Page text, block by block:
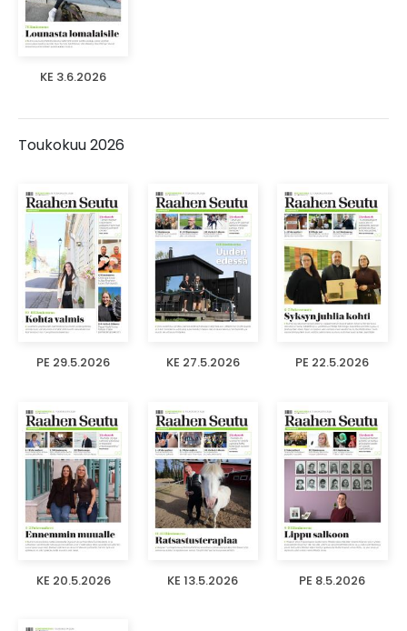
KE 3.6.2026
Toukokuu 2026
PE 29.5.2026 KE 27.5.2026 PE 22.5.2026
KE 20.5.2026 KE 13.5.2026 PE 8.5.2026